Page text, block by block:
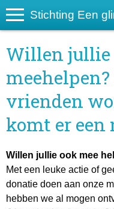
Stichting Een
Willen jullie
vrienden
komt er
Willen jullie ook mee
Met een leuke actie of
donatie doen aan onze
hebben we al mogen